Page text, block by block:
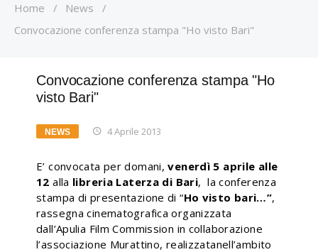
Home / News
/
Convocazione conferenza stampa "Ho visto Bari"
Convocazione conferenza stampa "Ho
visto Bari"
NEWS 4 Aprile 2013
E’ convocata per domani,venerdì 5 aprile alle
12 alla libreria Laterza di Bari, la conferenza
stampa di presentazione di “Ho visto bari…”,
rassegna cinematografica organizzata
dall’Apulia Film Commission in collaborazione
l’associazione Murattino, realizzatanell’ambito